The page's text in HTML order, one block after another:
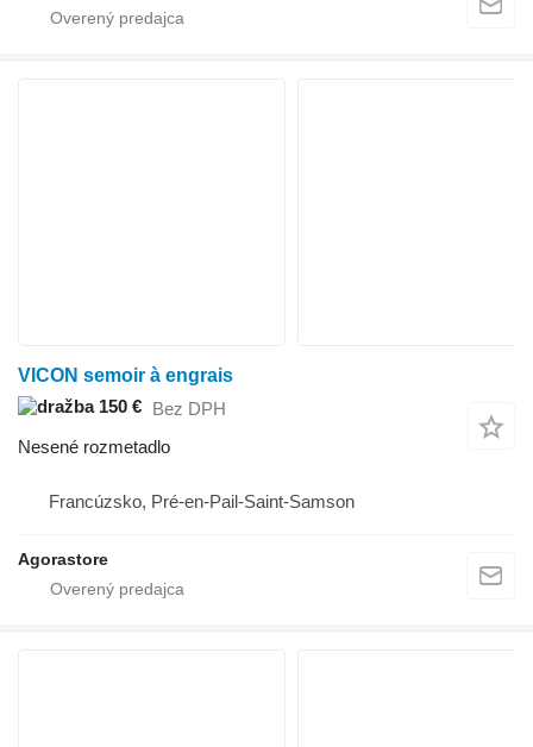
VICON semoir à engrais
150 € Bez DPH
Nesené rozmetadlo
Francúzsko, Pré-en-Pail-Saint-Samson
Agorastore